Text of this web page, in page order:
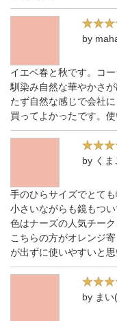
by
イエベ春と秋です。コ
馴染み自然な華やかさ
たず自然な感じで会社
買ってよかったです。
by くま
手のひらサイズでとて
小さいながらも鏡もつい
色はナーズの人気チー
こちらの方がオレンジ
が出ずに使いやすいと思
by まい